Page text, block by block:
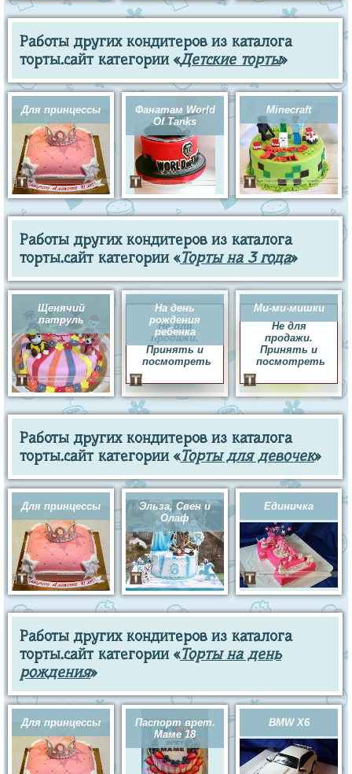
Работы других кондитеров из каталога
торты.сайт категории «Детские торты»
Для принцессы
Фанатам World
Of Tanks
Minecraft
Работы других кондитеров из каталога
торты.сайт категории «Торты на 3 года»
Щенячий
патруль
На день
рождения
ребенка
Не для
продажи.
Принять и
посмотреть
Ми-ми-мишки
Не для
продажи.
Принять и
посмотреть
Работы других кондитеров из каталога
торты.сайт категории «Торты для девочек»
Для принцессы
Эльза, Свен и
Олаф
Единичка
Работы других кондитеров из каталога
торты.сайт категории «Торты на день
рождения»
Для принцессы
Паспорт врет.
Маме 18
BMW X6